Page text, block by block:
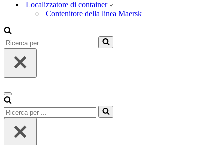
Localizzatore di container
Contenitore della linea Maersk
Ricerca
per
Menu
di
navigazione
Ricerca
per